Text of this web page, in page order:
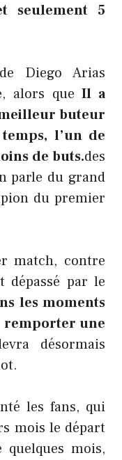
seulement 5
Diego Arias
alors queIl a
buteur
l’un de
de buts.des
parle du grand
du premier
match, contre
dépassé par le
les moments
remporter une
désormais
les fans, qui
mois le départ
mois,